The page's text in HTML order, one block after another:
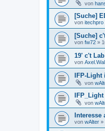
von
[Suche]
von itechpro
[Suche]
von fw72 »
19' c't Lab
von
IFP-Light
von
von
Interesse
von wAlter »